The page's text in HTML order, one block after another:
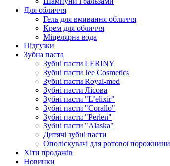
Для обличчя
Гель для вмивання обличчя
Крем для обличчя
Міцелярна вода
Підгузки
Зубна паста
Зубні пасти LERINY
Зубні пасти Jee Cosmetics
Зубні пасти Royal-med
Зубні пасти Лісова
Зубні пасти "L’elixir"
Зубні пасти "Corallo"
Зубні пасти "Perlen"
Зубні пасти "Alaska"
Дитячі зубні пасти
Ополіскувачі для ротової порожнини
Хіти продажів
Новинки